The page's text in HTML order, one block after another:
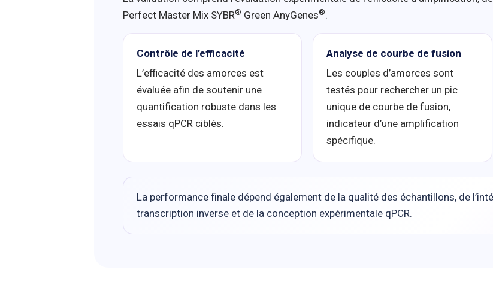
Perfect Master Mix SYBR® Green AnyGenes®.
Contrôle de l’efficacité
L’efficacité des amorces est
évaluée afin de soutenir une
quantification robuste dans les
essais qPCR ciblés.
Analyse de courbe de fusion
Les couples d’amorces sont
testés pour rechercher un pic
unique de courbe de fusion,
indicateur d’une amplification
spécifique.
La performance finale dépend également de la qualité des échantillons, de
transcription inverse et de la conception expérimentale qPCR.